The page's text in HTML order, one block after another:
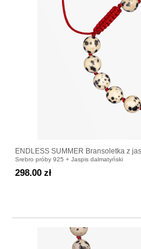
ENDLESS SUMMER Bransoletka z
Srebro próby 925 + Jaspis dalmatyński
298.00 zł